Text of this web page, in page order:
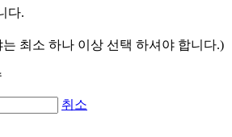
다.
최소 하나 이상 선택 하셔야 합니다.)
취소